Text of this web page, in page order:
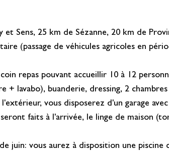
Sens, 25 km de Sézanne, 20 km de
(passage de véhicules agricoles en
coin repas pouvant accueillir 10 à 12
+ lavabo), buanderie, dressing, 2
vous disposerez d'un garage
faits à l'arrivée, le linge de maison
juin: vous aurez à disposition une piscine